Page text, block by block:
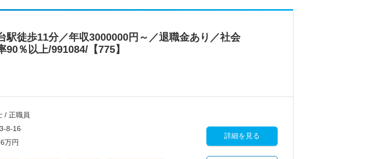
駅徒歩11分／年収3000000円～／退職金あり／社会
％以上/991084/【775】
/ 正職員
8-16
万円
詳細を見る